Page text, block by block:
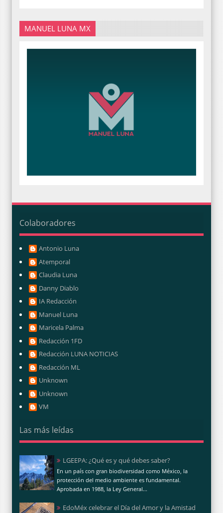
MANUEL LUNA MX
Colaboradores
Antonio Luna
Atemporal
Claudia Luna
Danny Diablo
IA Redacción
Manuel Luna
Maricela Palma
Redacción 1FD
Redacción LUNA NOTICIAS
Redacción ML
Unknown
Unknown
VM
Las más leídas
LGEEPA: ¿Qué es y qué debes saber?
En un país con gran biodiversidad como México, la
protección del medio ambiente es fundamental.
Aprobada en 1988, la Ley General...
EdoMéx celebrar el Día del Amor y la Amistad